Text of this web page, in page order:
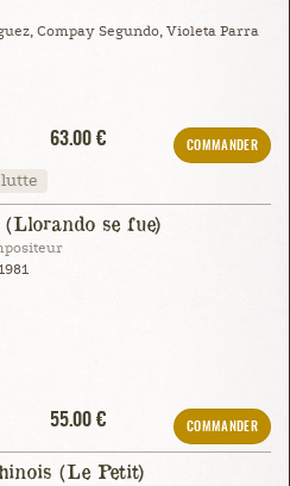
Compay Segundo, Violeta Parra
63.00 €
COMMANDER
lutte
se fue)
55.00 €
COMMANDER
(Le Petit)